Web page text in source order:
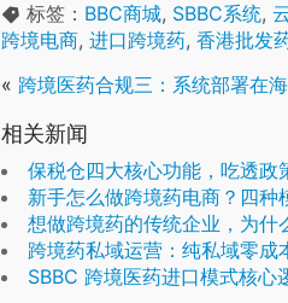
标签： BBC商城, SBBC系统,
跨境电商, 进口跨境药, 香港批发
« 跨境医药合规三：系统部署在
相关新闻
保税仓四大核心功能，吃透政
新手怎么做跨境药电商？四种
想做跨境药的传统企业，为什
跨境药私域运营：纯私域零成本获
SBBC 跨境医药进口模式核心逻辑，系统如